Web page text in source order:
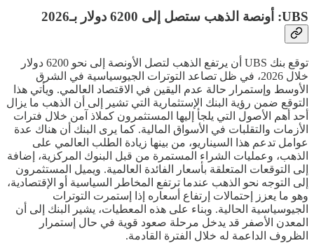
UBS: أونصة الذهب ستصل إلى 6200 دولار بـ2026
توقع بنك UBS أن يرتفع الذهب لتصل الأونصة إلى نحو 6200 دولار
خلال 2026، في ظل تصاعد التوترات الجيوسياسية في الشرق
الأوسط وإستمرار حالة عدم اليقين في الاقتصاد العالمي. ويأتي هذا
التوقع ضمن رؤية البنك الإستثمارية التي تشير إلى أن الذهب ما يزال
أحد أهم الأصول التي يلجأ إليها المستثمرون كملاذ آمن خلال فترات
الأزمات والتقلبات في الأسواق المالية. كما يرى البنك أن هناك عدة
عوامل تدعم هذا السيناريو، من بينها زيادة الطلب العالمي على
الذهب، وعمليات الشراء المستمرة من قبل البنوك المركزية، إضافة
إلى التوقعات المتعلقة بأسعار الفائدة العالمية. ويميل المستثمرون
إلى التوجه نحو الذهب عندما ترتفع المخاطر السياسية أو الإقتصادية،
وهو ما يعزز إحتمالات إرتفاع أسعاره إذا إستمرت التوترات
الجيوسياسية الحالية. وبناء على هذه المعطيات، يشير البنك إلى أن
المعدن الأصفر قد يدخل مرحلة صعود قوية في حال إستمرار
الظروف الداعمة له خلال الفترة القادمة.